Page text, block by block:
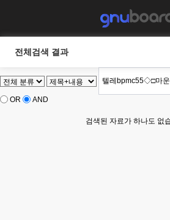
전체검색 결과
OR AND
검색된 자료가 하나도 없